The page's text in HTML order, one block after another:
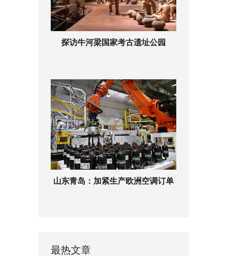
探访牛河梁国家考古遗址公园
山东青岛：加紧生产欧洲空调订单
最热文章